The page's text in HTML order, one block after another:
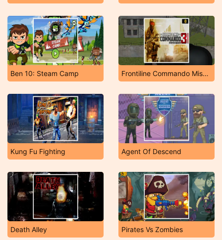
Ben 10: Steam Camp Frontiline Commando Mission 3D
Kung Fu Fighting Agent Of Descend
Death Alley Pirates Vs Zombies